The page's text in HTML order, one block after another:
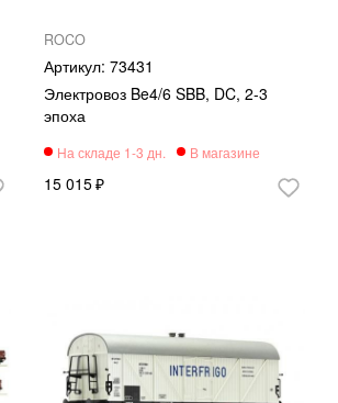
ROCO
73431
Электровоз Be4/6 SBB, DC, 2-3
эпоха
15 015